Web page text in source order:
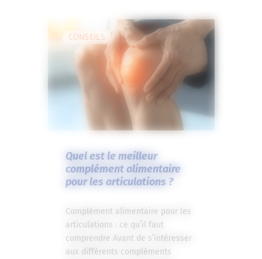
CONSEILS
Quel est le meilleur
complément alimentaire
pour les articulations ?
Complément alimentaire pour les
articulations : ce qu’il faut
comprendre Avant de s’intéresser
aux différents compléments